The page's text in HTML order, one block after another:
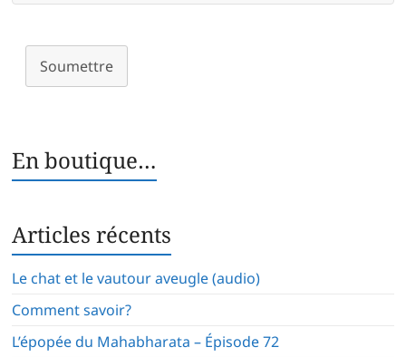
Soumettre
En boutique…
Articles récents
Le chat et le vautour aveugle (audio)
Comment savoir?
L’épopée du Mahabharata – Épisode 72